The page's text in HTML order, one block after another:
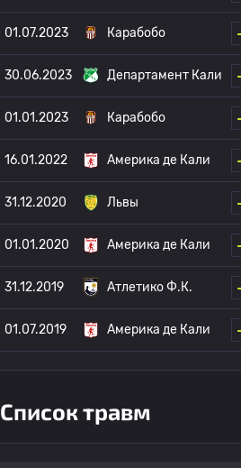
01.07.2023 Карабобо
30.06.2023 Департамент Кали
01.01.2023 Карабобо
16.01.2022 Америка де Кали
31.12.2020 Львы
01.01.2020 Америка де Кали
31.12.2019 Атлетико Ф.К.
01.07.2019 Америка де Кали
Список травм